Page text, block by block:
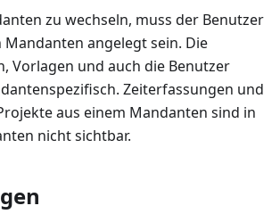
zu wechseln, muss der Benutzer
angelegt sein. Die
Vorlagen und auch die Benutzer
Zeiterfassungen und
aus einem Mandanten sind in
nicht sichtbar.